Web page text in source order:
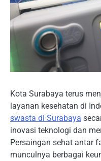
Kota Surabaya terus
layanan kesehatan di
swasta di Surabaya
inovasi teknologi dan
Persaingan sehat antar
munculnya berbagai